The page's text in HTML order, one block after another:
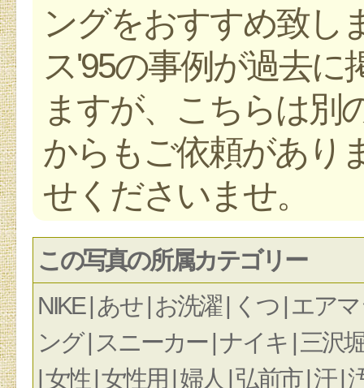
ングをおすすめ致し
ス'95の事例が過去
ますが、こちらは別
からもご依頼があり
せくださいませ。
この写真の所属カテゴリー
NIKE | あせ | お洗濯 | くつ | エア
ング | スニーカー | ナイキ | 三沢
| 女性 | 女性用 | 婦人 | 弘前市 | 汗 |